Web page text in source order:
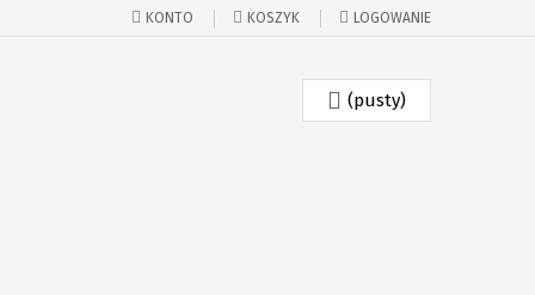
KONTO KOSZYK LOGOWANIE
(pusty)